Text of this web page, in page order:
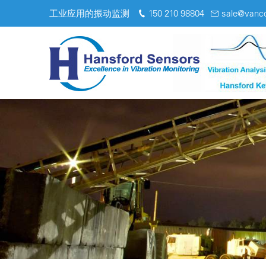
工业应用的振动监测 150 210 98804